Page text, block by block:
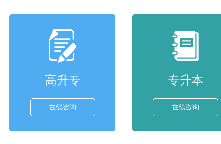
高升专
在线咨询
专升本
在线咨询